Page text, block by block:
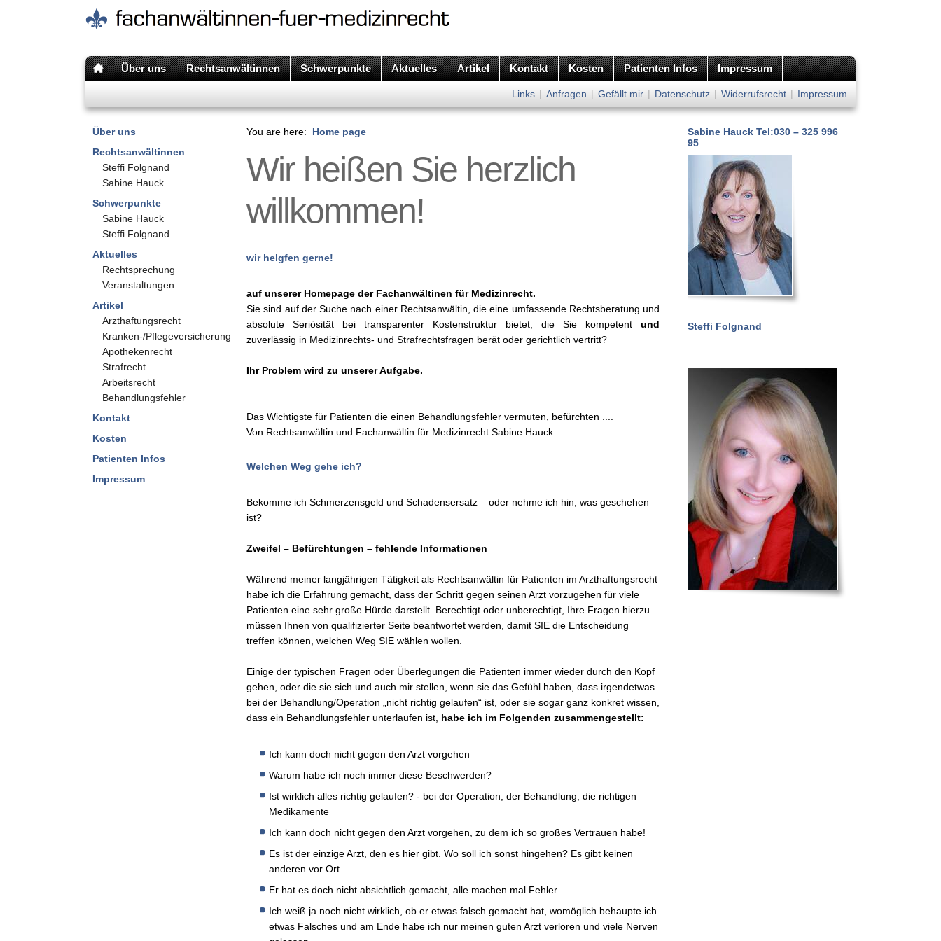
Über uns Rechtsanwältinnen Schwerpunkte Aktuelles Artikel Kontakt Kosten Patienten Infos Impressum
Links | Anfragen | Gefällt mir | Datenschutz | Widerrufsrecht | Impressum
Über uns
Rechtsanwältinnen
Steffi Folgnand
Sabine Hauck
Schwerpunkte
Sabine Hauck
Steffi Folgnand
Aktuelles
Rechtsprechung
Veranstaltungen
Artikel
Arzthaftungsrecht
Kranken-/Pflegeversicherung
Apothekenrecht
Strafrecht
Arbeitsrecht
Behandlungsfehler
Kontakt
Kosten
Patienten Infos
Impressum
You are here: Home page
Wir heißen Sie herzlich
willkommen!
wir helgfen gerne!
auf unserer Homepage der Fachanwältinen für Medizinrecht.
Sie sind auf der Suche nach einer Rechtsanwältin, die eine umfassende Rechtsberatung und
absolute Seriösität bei transparenter Kostenstruktur bietet, die Sie kompetent und
zuverlässig in Medizinrechts- und Strafrechtsfragen berät oder gerichtlich vertritt?
Ihr Problem wird zu unserer Aufgabe.
Das Wichtigste für Patienten die einen Behandlungsfehler vermuten, befürchten ....
Von Rechtsanwältin und Fachanwältin für Medizinrecht Sabine Hauck
Welchen Weg gehe ich?
Bekomme ich Schmerzensgeld und Schadensersatz – oder nehme ich hin, was geschehen
ist?
Zweifel – Befürchtungen – fehlende Informationen
Während meiner langjährigen Tätigkeit als Rechtsanwältin für Patienten im Arzthaftungsrecht
habe ich die Erfahrung gemacht, dass der Schritt gegen seinen Arzt vorzugehen für viele
Patienten eine sehr große Hürde darstellt. Berechtigt oder unberechtigt, Ihre Fragen hierzu
müssen Ihnen von qualifizierter Seite beantwortet werden, damit SIE die Entscheidung
treffen können, welchen Weg SIE wählen wollen.
Einige der typischen Fragen oder Überlegungen die Patienten immer wieder durch den Kopf
gehen, oder die sie sich und auch mir stellen, wenn sie das Gefühl haben, dass irgendetwas
bei der Behandlung/Operation „nicht richtig gelaufen“ ist, oder sie sogar ganz konkret wissen,
dass ein Behandlungsfehler unterlaufen ist, habe ich im Folgenden zusammengestellt:
Ich kann doch nicht gegen den Arzt vorgehen
Warum habe ich noch immer diese Beschwerden?
Ist wirklich alles richtig gelaufen? - bei der Operation, der Behandlung, die richtigen
Medikamente
Ich kann doch nicht gegen den Arzt vorgehen, zu dem ich so großes Vertrauen habe!
Es ist der einzige Arzt, den es hier gibt. Wo soll ich sonst hingehen? Es gibt keinen
anderen vor Ort.
Er hat es doch nicht absichtlich gemacht, alle machen mal Fehler.
Ich weiß ja noch nicht wirklich, ob er etwas falsch gemacht hat, womöglich behaupte ich
etwas Falsches und am Ende habe ich nur meinen guten Arzt verloren und viele Nerven
Sabine Hauck Tel:030 – 325 996
95
Steffi Folgnand